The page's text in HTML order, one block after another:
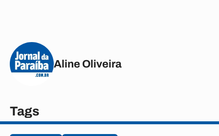
Aline Oliveira
Tags